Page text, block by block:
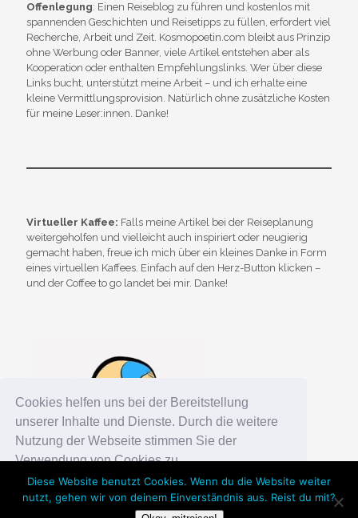
Cookies helfen uns bei der Bereitstellung
unserer Inhalte und Dienste. Durch die weitere
Nutzung der Webseite stimmen Sie der
Verwendung von Cookies zu.
Okay!
Offenlegung: Einen Reiseblog zu führen und kostenlos mit
spannenden Geschichten und Reisetipps zu füllen, erfordert viel
Recherche, Arbeit und Zeit. Kosmopoetin.com bleibt aus Prinzip
ohne Werbung oder Banner, viele Artikel entstehen aber als
Kooperation oder enthalten Empfehlungslinks. Wer über diese
Links bucht, unterstützt meine Arbeit – und ich erhalte eine
kleine Vermittlungsprovision. Natürlich ohne zusätzliche Kosten
für meine Leser:innen. Danke!
Virtueller Kaffee: Falls meine Artikel bei der Reiseplanung
weitergeholfen und vielleicht auch inspiriert oder neugierig
gemacht haben, freue ich mich über ein kleines Danke in Form
eines virtuellen Kaffees. Einfach auf den Herz-Button klicken –
und der Coffee to go landet bei mir. Danke!
Chosen WordPress Themeby Compete Themes.
Diese Website benutzt Cookies. Wenn du die Website weiter
nutzt, gehen wir von deinem Einverständnis aus. Reist du mit?